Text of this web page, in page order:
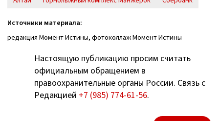
Источники материала:
редакция Момент Истины, фотоколлаж Момент Истины
Настоящую публикацию просим считать
официальным обращением в
правоохранительные органы России. Связь с
Редакцией +7 (985) 774-61-56.